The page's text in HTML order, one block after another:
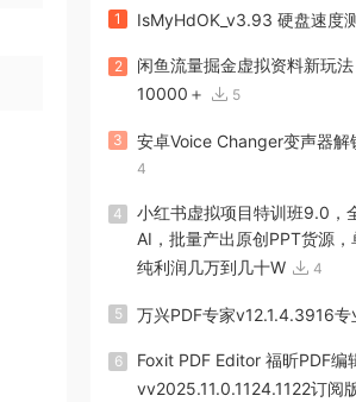
1 IsMyHdOK_v3.93 硬盘速度
2
闲鱼流量掘金虚拟资料新玩法
10000＋
5
3 安卓Voice Changer变声器解
4
4
小红书虚拟项目特训班9.0，
AI，批量产出原创PPT货源
纯利润几万到几十W
4
5 万兴PDF专家v12.1.4.3916专
6
Foxit PDF Editor 福昕PDF编
vv2025.11.0.1124.1122订阅